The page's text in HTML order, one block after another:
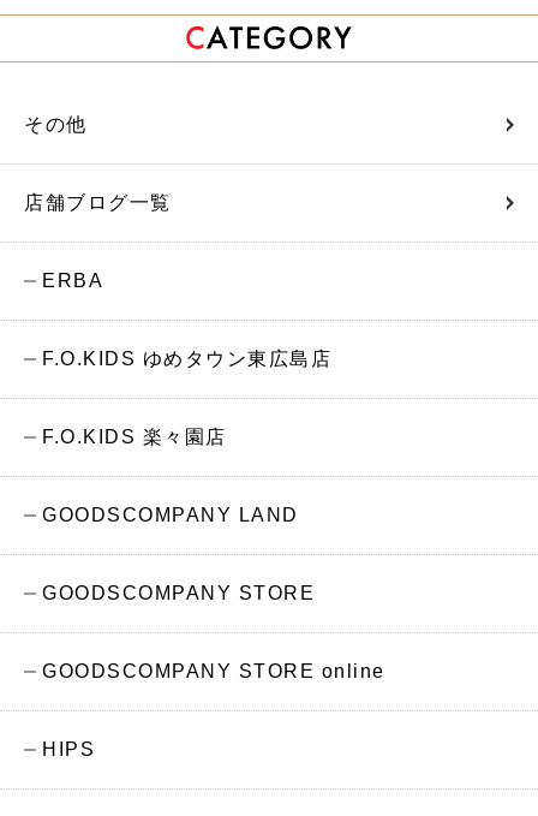
その他
店舗ブログ一覧
ERBA
F.O.KIDS ゆめタウン東広島店
F.O.KIDS 楽々園店
GOODSCOMPANY LAND
GOODSCOMPANY STORE
GOODSCOMPANY STORE online
HIPS